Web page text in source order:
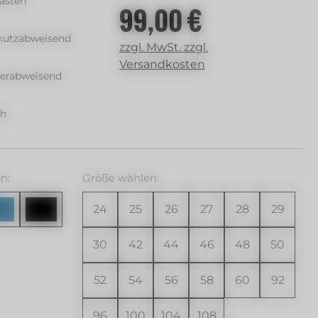
Regulärer Preis:
99,00 €
zzgl. MwSt. zzgl.
Versandkosten
Größe auswählen
wählen:
24 25 26 27 28 29
30 42 44 46 48 50
52 54 56 58 60 92